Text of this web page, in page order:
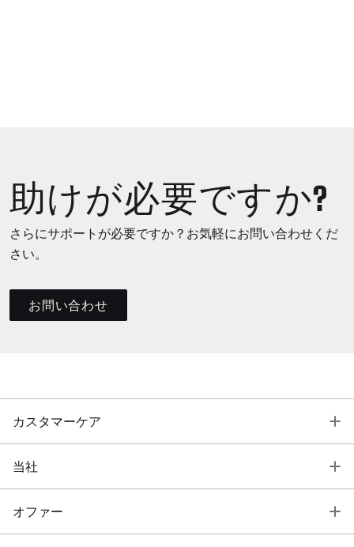
助けが必要ですか?
さらにサポートが必要ですか？お気軽にお問い合わせくだ
さい。
お問い合わせ
カスタマーケア
当社
オファー